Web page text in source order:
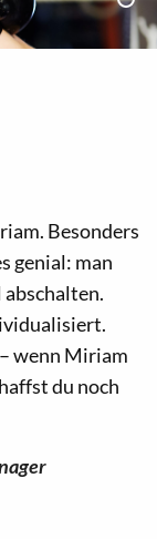
Besonders
genial: man
abschalten.
wenn Miriam
du noch